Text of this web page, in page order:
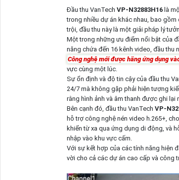
Đầu thu VanTech VP-N32883H16 là
trong nhiều dự án khác nhau, bao
trội, đầu thu này là một giải pháp lý
Một trong những ưu điểm nổi bật của
năng chứa đến 16 kênh video, đầu thu
Công nghệ mới được hãng ứng dụng
vực cùng một lúc.
Sự ổn định và độ tin cậy của đầu thu
24/7 mà không gặp phải hiện tượng
rằng hình ảnh và âm thanh được ghi
Bên cạnh đó, đầu thu VanTech VP-
hỗ trợ công nghệ nén video h.265+,
khiển từ xa qua ứng dụng di động, và
nhập vào khu vực cấm.
Với sự kết hợp của các tính năng hiện
vời cho cả các dự án cao cấp và công